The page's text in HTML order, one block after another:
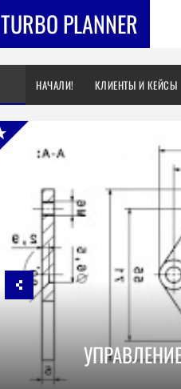
TURBO PLANNER
НАЧАЛИ! КЛИЕНТЫ И КЕЙСЫ